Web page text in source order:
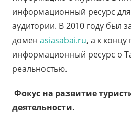
информационный ресурс
аудитории. В 2010 году был
домен asiasabai.ru, а к концу
информационный ресурс о
реальностью.
Фокус на развитие
деятельности.